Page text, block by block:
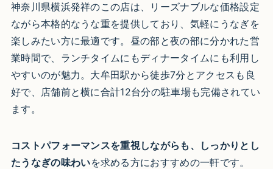
神奈川県横浜発祥のこの店は、リーズナブルな価格設定
ながら本格的なうな重を提供しており、気軽にうなぎを
楽しみたい方に最適です。昼の部と夜の部に分かれた営
業時間で、ランチタイムにもディナータイムにも利用し
やすいのが魅力。大牟田駅から徒歩7分とアクセスも良
好で、店舗前と横に合計12台分の駐車場も完備されてい
ます。
コストパフォーマンスを重視しながらも、しっかりとし
たうなぎの味わいを求める方におすすめの一軒です。